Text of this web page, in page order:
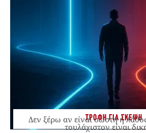
ΤΡΟΦΗ ΓΙΑ ΣΚΕΨΗ
Δεν ξέρω αν είναι σωστή ή
τουλάχιστον είναι